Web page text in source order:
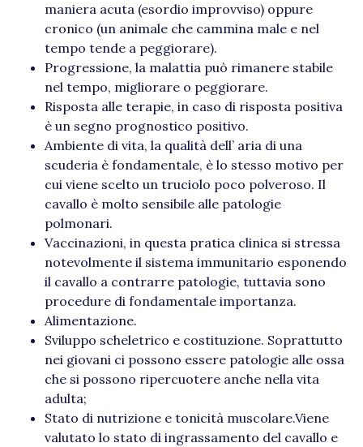
maniera acuta (esordio improvviso) oppure
cronico (un animale che cammina male e nel
tempo tende a peggiorare).
Progressione, la malattia può rimanere stabile
nel tempo, migliorare o peggiorare.
Risposta alle terapie, in caso di risposta positiva
è un segno prognostico positivo.
Ambiente di vita, la qualità dell’ aria di una
scuderia è fondamentale, è lo stesso motivo per
cui viene scelto un truciolo poco polveroso. Il
cavallo è molto sensibile alle patologie
polmonari.
Vaccinazioni, in questa pratica clinica si stressa
notevolmente il sistema immunitario esponendo
il cavallo a contrarre patologie, tuttavia sono
procedure di fondamentale importanza.
Alimentazione.
Sviluppo scheletrico e costituzione. Soprattutto
nei giovani ci possono essere patologie alle ossa
che si possono ripercuotere anche nella vita
adulta;
Stato di nutrizione e tonicità muscolare.Viene
valutato lo stato di ingrassamento del cavallo e